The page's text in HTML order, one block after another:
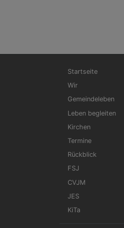
Hauptnavigation
Startseite
Wir
Gemeindeleben
Leben begleiten
Kirchen
Termine
Rückblick
FSJ
CVJM
JES
KiTa